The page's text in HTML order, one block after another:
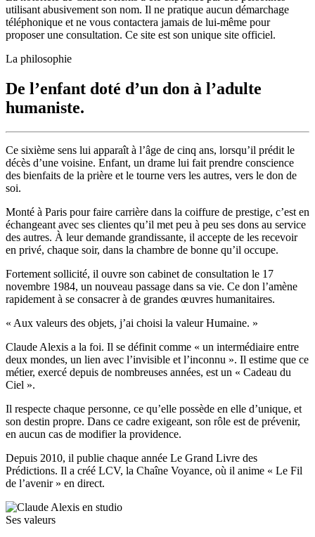
utilisant abusivement son nom. Il ne pratique aucun démarchage
téléphonique et ne vous contactera jamais de lui-même pour
proposer une consultation. Ce site est son unique site officiel.
La philosophie
De l’enfant doté d’un don à l’adulte
humaniste.
Ce sixième sens lui apparaît à l’âge de cinq ans, lorsqu’il prédit le
décès d’une voisine. Enfant, un drame lui fait prendre conscience
des bienfaits de la prière et le tourne vers les autres, vers le don de
soi.
Monté à Paris pour faire carrière dans la coiffure de prestige, c’est en
échangeant avec ses clientes qu’il met peu à peu ses dons au service
des autres. À leur demande grandissante, il accepte de les recevoir
en privé, chaque soir, dans la chambre de bonne qu’il occupe.
Fortement sollicité, il ouvre son cabinet de consultation le 17
novembre 1984, un nouveau passage dans sa vie. Ce don l’amène
rapidement à se consacrer à de grandes œuvres humanitaires.
« Aux valeurs des objets, j’ai choisi la valeur Humaine. »
Claude Alexis a la foi. Il se définit comme « un intermédiaire entre
deux mondes, un lien avec l’invisible et l’inconnu ». Il estime que ce
métier, exercé depuis de nombreuses années, est un « Cadeau du
Ciel ».
Il respecte chaque personne, ce qu’elle possède en elle d’unique, et
son destin propre. Dans ce cadre exigeant, son rôle est de prévenir,
en aucun cas de modifier la providence.
Depuis 2010, il publie chaque année Le Grand Livre des
Prédictions. Il a créé LCV, la Chaîne Voyance, où il anime « Le Fil
de l’avenir » en direct.
Ses valeurs